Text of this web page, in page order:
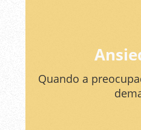
Quando a